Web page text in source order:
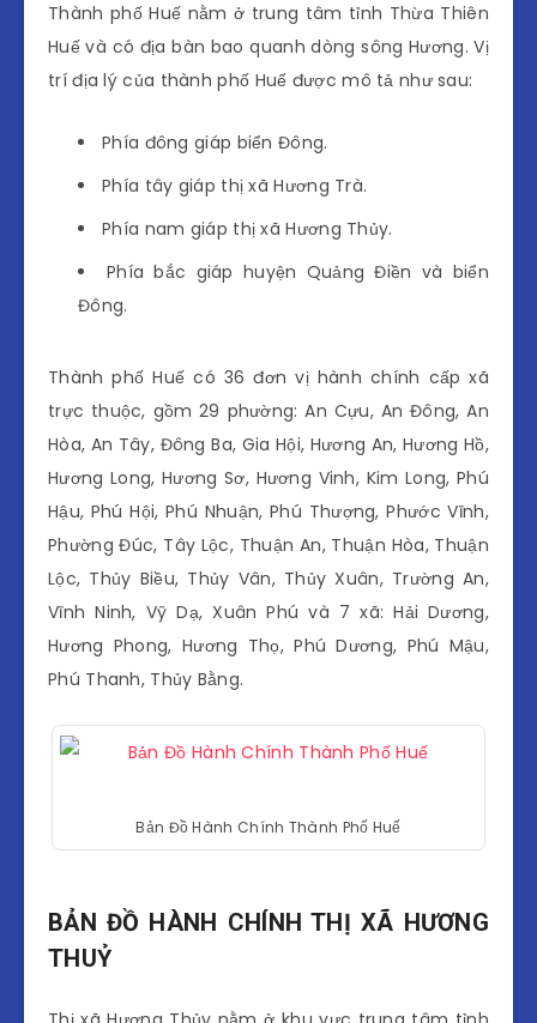
Thành phố Huế nằm ở trung tâm tỉnh Thừa Thiên
Huế và có địa bàn bao quanh dòng sông Hương. Vị
trí địa lý của thành phố Huế được mô tả như sau:
Phía đông giáp biển Đông.
Phía tây giáp thị xã Hương Trà.
Phía nam giáp thị xã Hương Thủy.
Phía bắc giáp huyện Quảng Điền và biển
Đông.
Thành phố Huế có 36 đơn vị hành chính cấp xã
trực thuộc, gồm 29 phường: An Cựu, An Đông, An
Hòa, An Tây, Đông Ba, Gia Hội, Hương An, Hương Hồ,
Hương Long, Hương Sơ, Hương Vinh, Kim Long, Phú
Hậu, Phú Hội, Phú Nhuận, Phú Thượng, Phước Vĩnh,
Phường Đúc, Tây Lộc, Thuận An, Thuận Hòa, Thuận
Lộc, Thủy Biều, Thủy Vân, Thủy Xuân, Trường An,
Vĩnh Ninh, Vỹ Dạ, Xuân Phú và 7 xã: Hải Dương,
Hương Phong, Hương Thọ, Phú Dương, Phú Mậu,
Phú Thanh, Thủy Bằng.
Bản Đồ Hành Chính Thành Phố Huế
BẢN ĐỒ HÀNH CHÍNH THỊ XÃ HƯƠNG
THUỶ